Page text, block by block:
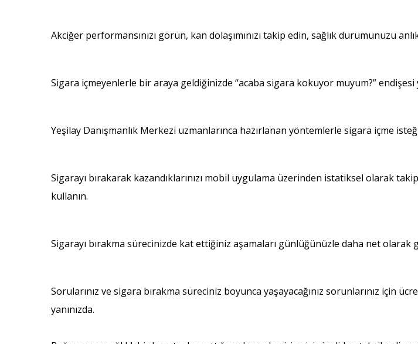
Akciğer performansınızı görün, kan dolaşımınızı takip edin, sağlık durumunuzu
Sigara içmeyenlerle bir araya geldiğinizde “acaba sigara kokuyor muyum?” endişesi
Yeşilay Danışmanlık Merkezi uzmanlarınca hazırlanan yöntemlerle sigara içme
Sigarayı bırakarak kazandıklarınızı mobil uygulama üzerinden istatiksel olarak
kullanın.
Sigarayı bırakma sürecinizde kat ettiğiniz aşamaları günlüğünüzle daha net olarak
Sorularınız ve sigara bırakma süreciniz boyunca yaşayacağınız sorunlarınız için
yanınızda.